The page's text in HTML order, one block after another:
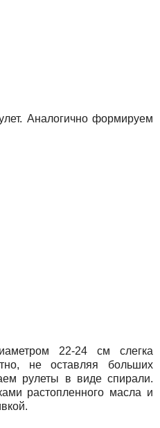
Аналогично формируем
22-24 см слегка
не оставляя больших
рулеты в виде спирали.
растопленного масла и